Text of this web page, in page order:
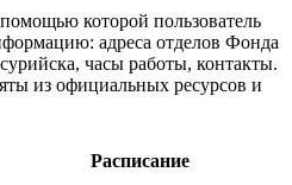
которой пользователь
адреса отделов Фонда
часы работы, контакты.
из официальных ресурсов и
Расписание